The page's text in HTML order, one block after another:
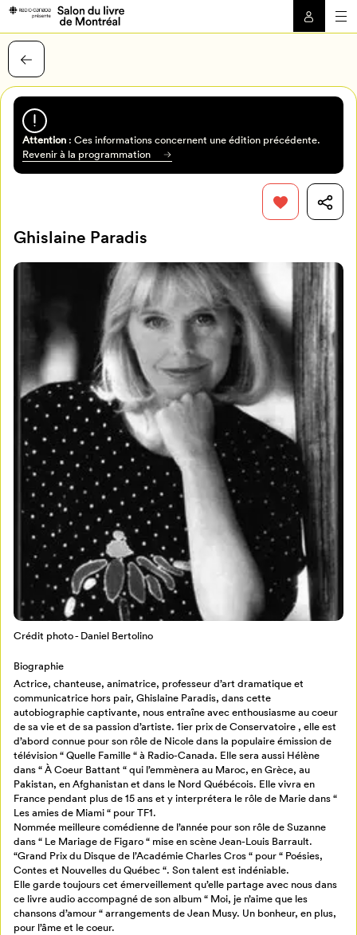
Mon Salon
Billetterie
Retour à l’accueil
Attention: Ces informations concernent une édition précédente.
Revenir à la programmation
Ghislaine Paradis
Crédit photo - Daniel Bertolino
Biographie
Actrice, chanteuse, animatrice, professeur d’art dramatique et
communicatrice hors pair, Ghislaine Paradis, dans cette
autobiographie captivante, nous entraîne avec enthousiasme au coeur
de sa vie et de sa passion d’artiste. 1ier prix de Conservatoire , elle est
d’abord connue pour son rôle de Nicole dans la populaire émission de
télévision “ Quelle Famille “ à Radio-Canada. Elle sera aussi Hélène
dans “ À Coeur Battant “ qui l’emmènera au Maroc, en Grèce, au
Pakistan, en Afghanistan et dans le Nord Québécois. Elle vivra en
France pendant plus de 15 ans et y interprétera le rôle de Marie dans “
Les amies de Miami “ pour TF1.
Nommée meilleure comédienne de l’année pour son rôle de Suzanne
dans “ Le Mariage de Figaro “ mise en scène Jean-Louis Barrault.
“Grand Prix du Disque de l’Académie Charles Cros “ pour “ Poésies,
Contes et Nouvelles du Québec “. Son talent est indéniable.
Elle garde toujours cet émerveillement qu’elle partage avec nous dans
ce livre audio accompagné de son album “ Moi, je n’aime que les
chansons d’amour “ arrangements de Jean Musy. Un bonheur, en plus,
pour l’âme et le coeur.
Pour enregistrer vos favoris,
Se connecter
Créer un profil
Annuler